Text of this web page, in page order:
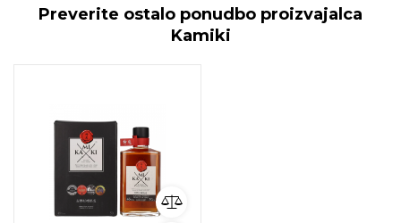
Preverite ostalo ponudbo proizvajalca
Kamiki